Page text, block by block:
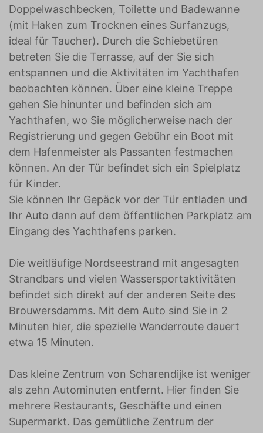
Doppelwaschbecken, Toilette und Badewanne
(mit Haken zum Trocknen eines Surfanzugs,
ideal für Taucher). Durch die Schiebetüren
betreten Sie die Terrasse, auf der Sie sich
entspannen und die Aktivitäten im Yachthafen
beobachten können. Über eine kleine Treppe
gehen Sie hinunter und befinden sich am
Yachthafen, wo Sie möglicherweise nach der
Registrierung und gegen Gebühr ein Boot mit
dem Hafenmeister als Passanten festmachen
können. An der Tür befindet sich ein Spielplatz
für Kinder.
Sie können Ihr Gepäck vor der Tür entladen und
Ihr Auto dann auf dem öffentlichen Parkplatz am
Eingang des Yachthafens parken.
Die weitläufige Nordseestrand mit angesagten
Strandbars und vielen Wassersportaktivitäten
befindet sich direkt auf der anderen Seite des
Brouwersdamms. Mit dem Auto sind Sie in 2
Minuten hier, die spezielle Wanderroute dauert
etwa 15 Minuten.
Das kleine Zentrum von Scharendijke ist weniger
als zehn Autominuten entfernt. Hier finden Sie
mehrere Restaurants, Geschäfte und einen
Supermarkt. Das gemütliche Zentrum der